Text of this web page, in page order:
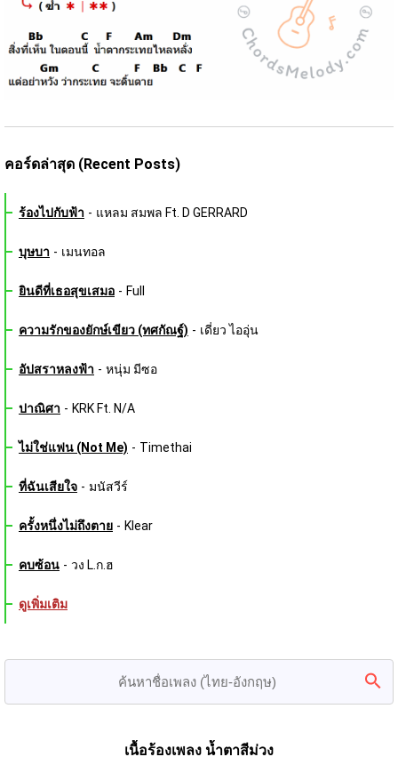
คอร์ดล่าสุด (Recent Posts)
ร้องไปกับฟ้า - แหลม สมพล Ft. D GERRARD
บุษบา - เมนทอล
ยินดีที่เธอสุขเสมอ - Full
ความรักของยักษ์เขียว (ทศกัณฐ์) - เดี่ยว ไออุ่น
อัปสราหลงฟ้า - หนุ่ม มีซอ
ปาณิศา - KRK Ft. N/A
ไม่ใช่แฟน (Not Me) - Timethai
ที่ฉันเสียใจ - มนัสวีร์
ครั้งหนึ่งไม่ถึงตาย - Klear
คบซ้อน - วง L.ก.ฮ
ดูเพิ่มเติม
เนื้อร้องเพลง น้ำตาสีม่วง